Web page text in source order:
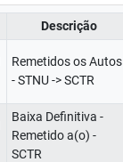
Descrição
Remetidos os Autos
- STNU -> SCTR
Baixa Definitiva -
Remetido a(o) -
SCTR